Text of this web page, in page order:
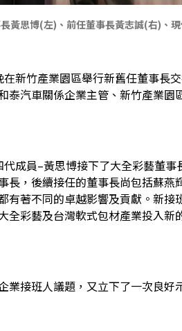
黃思博(左)、前任董事長黃志誠(右)、
竹產業園區舉行新舊任董事長
汽車關係企業主管、新竹產業
員–黃思博接下了大全彩藝董事
，後續接任的董事長尚包括蘇
著不同的卓越影響及貢獻。新
彩藝及台灣軟式包材產業投入
接班人議題，又立下了一次良好